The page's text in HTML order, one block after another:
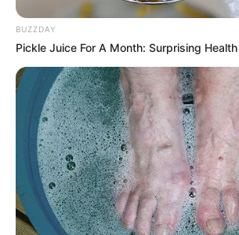
BUZZDAY
Pickle Juice For A Month: Surprising